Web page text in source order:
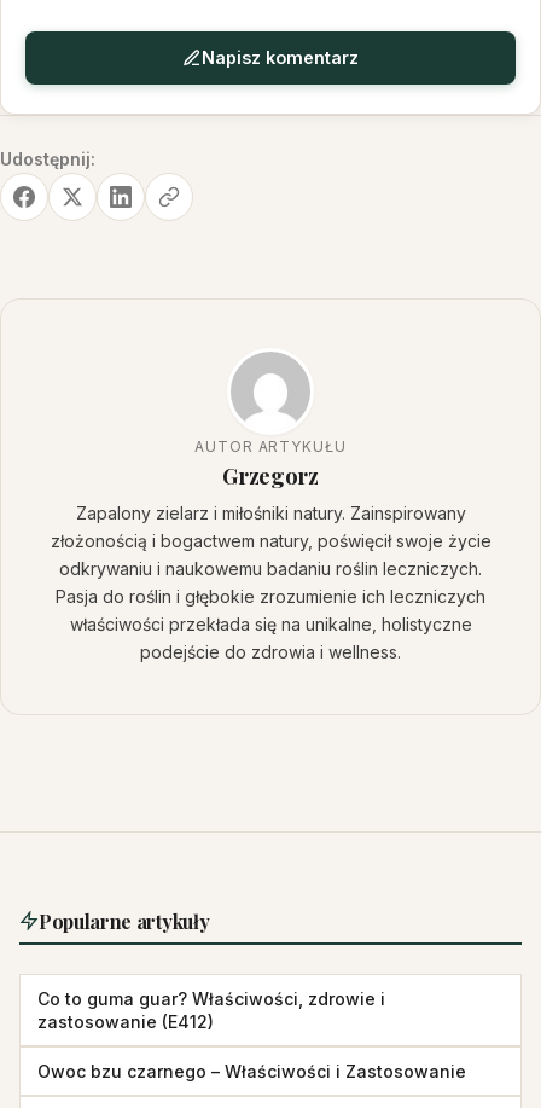
Napisz komentarz
Udostępnij:
AUTOR ARTYKUŁU
Grzegorz
Zapalony zielarz i miłośniki natury. Zainspirowany
złożonością i bogactwem natury, poświęcił swoje życie
odkrywaniu i naukowemu badaniu roślin leczniczych.
Pasja do roślin i głębokie zrozumienie ich leczniczych
właściwości przekłada się na unikalne, holistyczne
podejście do zdrowia i wellness.
Popularne artykuły
Co to guma guar? Właściwości, zdrowie i
zastosowanie (E412)
Owoc bzu czarnego – Właściwości i Zastosowanie